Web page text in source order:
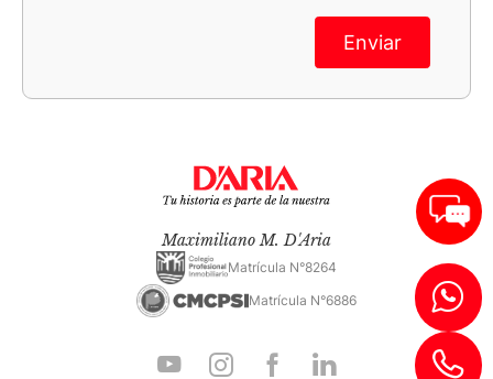
Enviar
Maximiliano M. D'Aria
Matrícula N°8264
Matrícula N°6886